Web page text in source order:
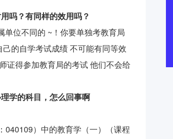
吗？有同样的效用吗？
单位不同的 ~！你要单独考教育局
的自学考试成绩 不可能有同等效
证得参加教育局的考试 他们不会给
学的科目，怎么回事啊
040109）中的教育学（一）（课程